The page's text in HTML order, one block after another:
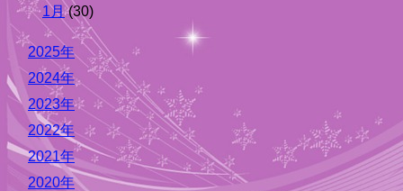
1月(30)
2025年
2024年
2023年
2022年
2021年
2020年